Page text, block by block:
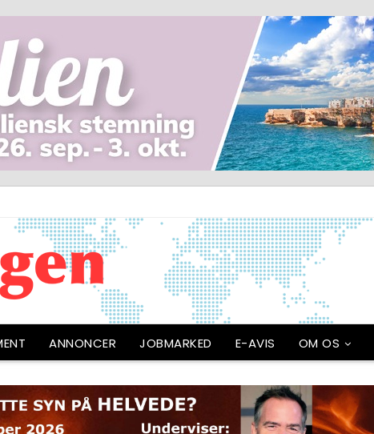
ANNONCER JOBMARKED E-AVIS OM OS